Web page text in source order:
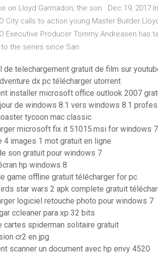
on Lloyd Garmadon, the son Dec 19, 2017
City calls to action young Master Builder
Executive Producer Tommy Andreasen
the series since San
de telechargement gratuit de film sur
dx pc télécharger utorrent
installer microsoft office outlook 2007
de windows 8.1 vers windows 8.1
tycoon mac classic
microsoft fix it 51015.msi for windows 7
4 images 1 mot gratuit en ligne
son gratuit pour windows 7
hp windows 8
game offline gratuit télécharger for pc
star wars 2 apk complete gratuit
logiciel retouche photo pour windows 7
ccleaner para xp 32 bits
cartes spiderman solitaire gratuit
cr2 en jpg
scanner un document avec hp envy 4520